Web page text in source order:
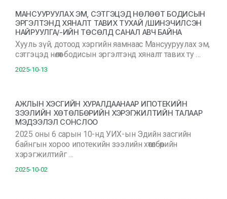
МАНСУУРУУЛАХ ЭМ, СЭТГЭЦЭД НӨЛӨӨТ БОДИСЫН
ЭРГЭЛТЭНД ХЯНАЛТ ТАВИХ ТУХАЙ /ШИНЭЧИЛСЭН
НАЙРУУЛГА/-ИЙН ТӨСӨЛД САНАЛ АВЧ БАЙНА
Хууль зүй, дотоод хэргийн яамнаас Мансууруулах эм,
сэтгэцэд нөлөөт бодисын эргэлтэнд хяналт тавих ту …
2025-10-13
АЖЛЫН ХЭСГИЙН ХУРАЛДААНААР ИПОТЕКИЙН
ЗЭЭЛИЙН ХӨТӨЛБӨРИЙН ХЭРЭГЖИЛТИЙН ТАЛААР
МЭДЭЭЛЭЛ СОНСЛОО
2025 оны 6 сарын 10-нд УИХ-ын Эдийн засгийн
байнгын хороо ипотекийн зээлийн хөтөлбөрийн
хэрэгжилтийг …
2025-10-02